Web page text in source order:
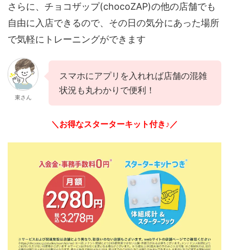
さらに、チョコザップ(chocoZAP)の他の店舗でも
自由に入店できるので、その日の気分にあった場所
で気軽にトレーニングができます
東さん
スマホにアプリを入れれば店舗の混雑
状況も丸わかりで便利！
＼お得なスターターキット付き♪／